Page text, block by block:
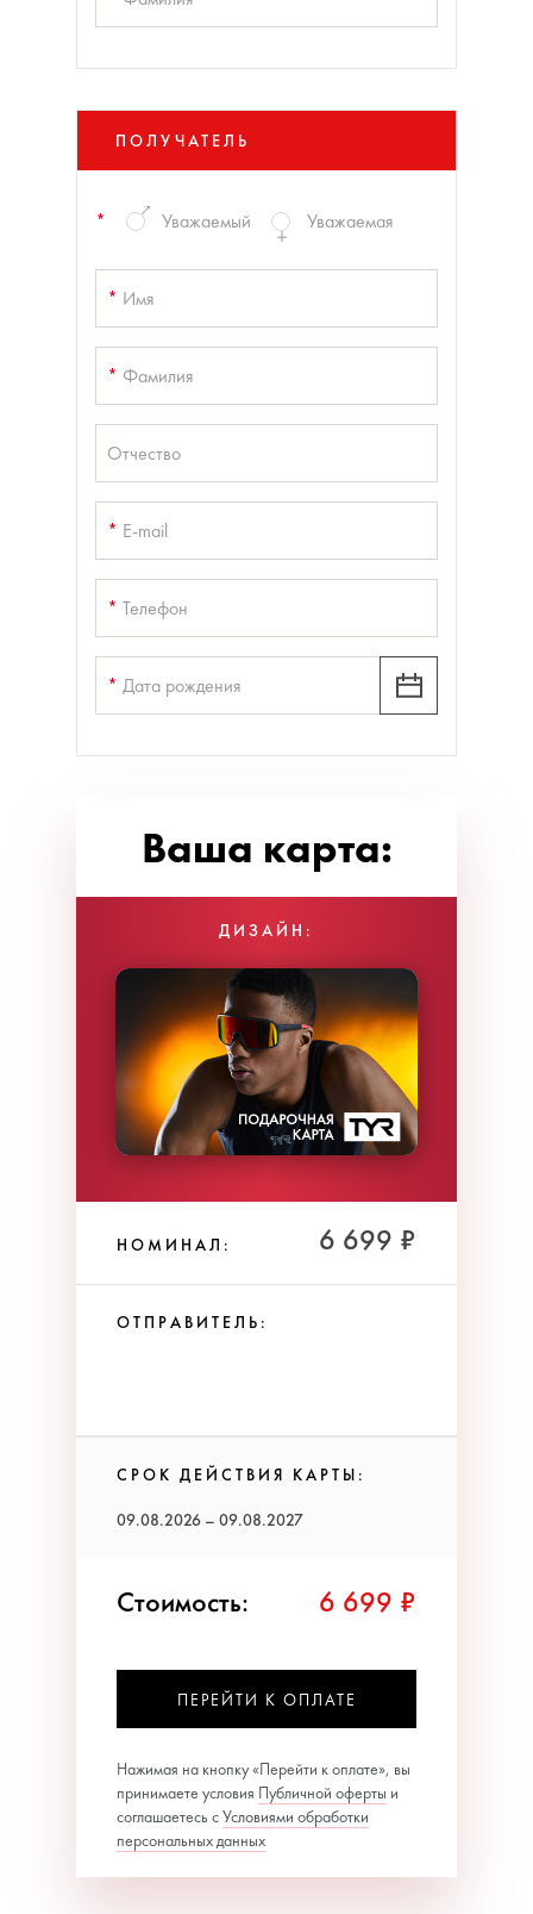
ПОЛУЧАТЕЛЬ
* Уважаемый Уважаемая
* Имя
* Фамилия
Отчество
* E-mail
* Телефон
* Дата рождения
Ваша карта:
ДИЗАЙН:
НОМИНАЛ: 6 699 ₽
ОТПРАВИТЕЛЬ:
СРОК ДЕЙСТВИЯ КАРТЫ:
09.08.2026 – 09.08.2027
Стоимость: 6 699 ₽
ПЕРЕЙТИ К ОПЛАТЕ
Нажимая на кнопку «Перейти к оплате», вы
принимаете условия Публичной оферты и
соглашаетесь сУсловиями обработки
персональных данных